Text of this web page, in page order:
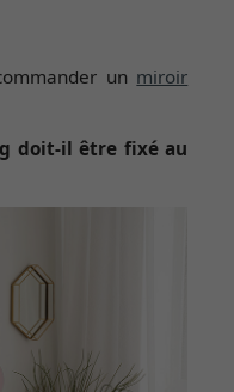
un miroir
doit-il être fixé au